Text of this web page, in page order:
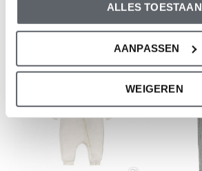
ALLES TOESTAAN
AANPASSEN
WEIGEREN
€24,99 €49,99
-50%